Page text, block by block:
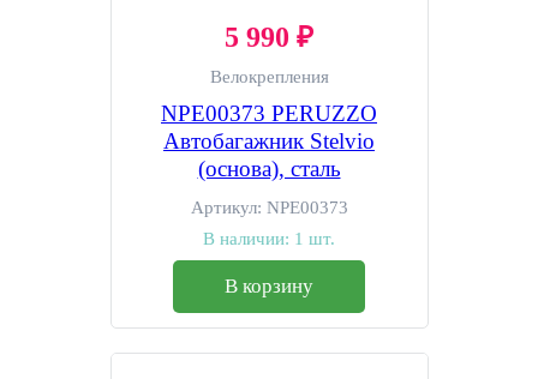
5 990 ₽
Велокрепления
NPE00373 PERUZZO
Автобагажник Stelvio
(основа), сталь
Артикул: NPE00373
В наличии: 1 шт.
В корзину